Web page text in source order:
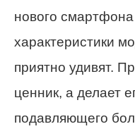
нового
характеристики
приятно удивят.
ценник, а делает
подавляющего